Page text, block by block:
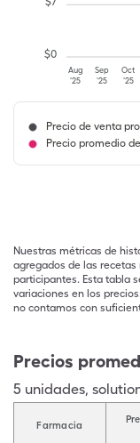
Aug
'25
Sep
'25
Oct
'25
$0
Precio de venta
Precio promedio
Nuestras métricas de
agregados de las
participantes. Esta tabla
variaciones en los
no contamos con
Precios
5 unidades,
Farmacia